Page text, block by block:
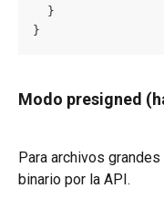
  }
}
Modo presigned
Para archivos
binario por la API.